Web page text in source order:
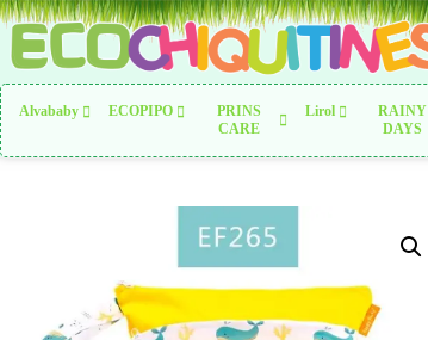
Alvababy ECOPIPO
PRINS
CARE
Lirol
RAINY
DAYS